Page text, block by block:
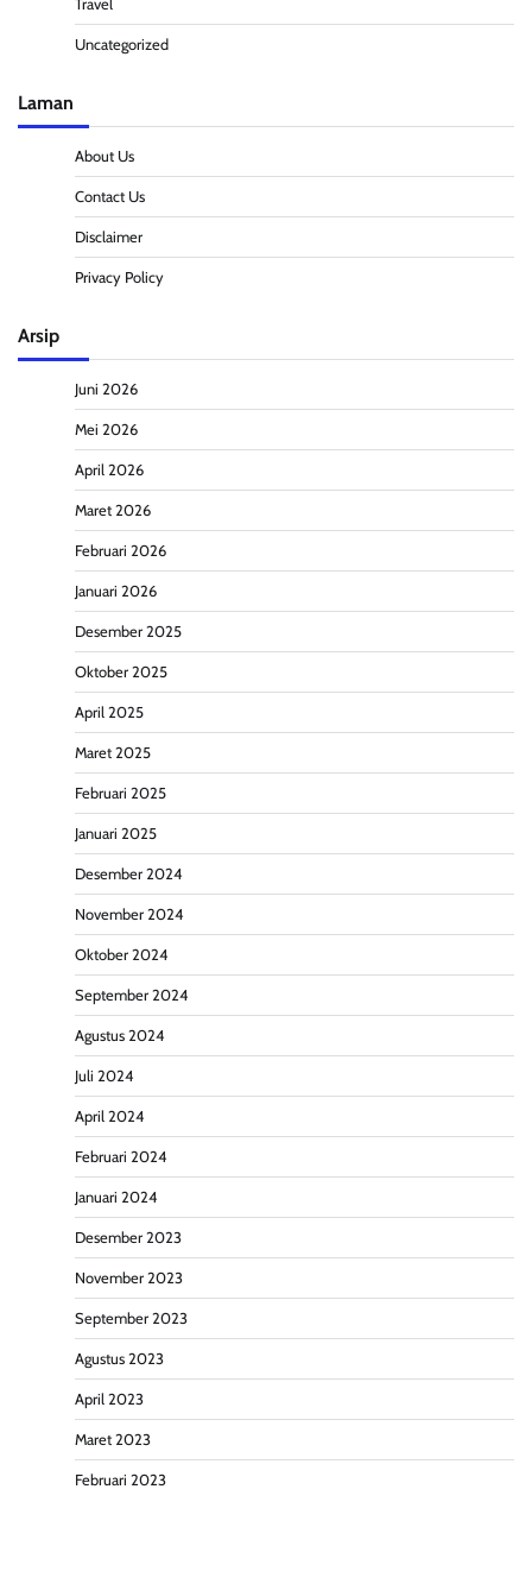
Travel
Uncategorized
Laman
About Us
Contact Us
Disclaimer
Privacy Policy
Arsip
Juni 2026
Mei 2026
April 2026
Maret 2026
Februari 2026
Januari 2026
Desember 2025
Oktober 2025
April 2025
Maret 2025
Februari 2025
Januari 2025
Desember 2024
November 2024
Oktober 2024
September 2024
Agustus 2024
Juli 2024
April 2024
Februari 2024
Januari 2024
Desember 2023
November 2023
September 2023
Agustus 2023
April 2023
Maret 2023
Februari 2023